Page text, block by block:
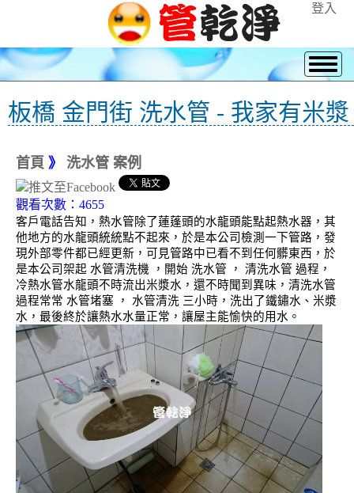
登入
板橋 金門街 洗水管 - 我家有米漿
首頁 》 洗水管 案例
觀看次數：4655
客戶電話告知，熱水管除了蓮蓬頭的水龍頭能點起熱水器，其
他地方的水龍頭統統點不起來，於是本公司檢測一下管路，發
現外部零件都已經更新，可見管路中已看不到任何髒東西，於
是本公司架起 水管清洗機 ，開始 洗水管 ， 清洗水管 過程，
冷熱水管水龍頭不時流出米漿水，還不時聞到異味，清洗水管
過程常常 水管堵塞 ， 水管清洗 三小時，洗出了鐵鏽水、米漿
水，最後終於讓熱水水量正常，讓屋主能愉快的用水。